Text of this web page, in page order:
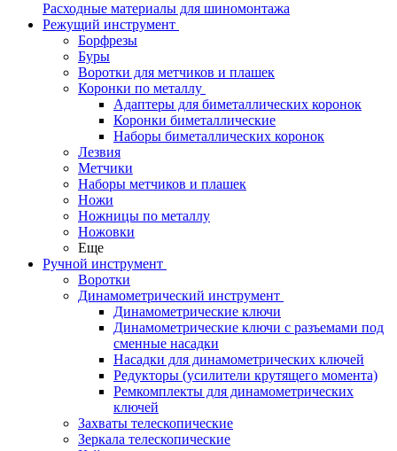
Расходные материалы для шиномонтажа
Режущий инструмент
Борфрезы
Буры
Воротки для метчиков и плашек
Коронки по металлу
Адаптеры для биметаллических коронок
Коронки биметаллические
Наборы биметаллических коронок
Лезвия
Метчики
Наборы метчиков и плашек
Ножи
Ножницы по металлу
Ножовки
Еще
Ручной инструмент
Воротки
Динамометрический инструмент
Динамометрические ключи
Динамометрические ключи с разъемами под
сменные насадки
Насадки для динамометрических ключей
Редукторы (усилители крутящего момента)
Ремкомплекты для динамометрических
ключей
Захваты телескопические
Зеркала телескопические